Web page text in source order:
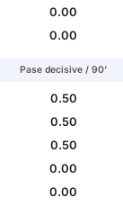
0.00
0.00
Pase decisive / 90'
0.50
0.50
0.50
0.00
0.00